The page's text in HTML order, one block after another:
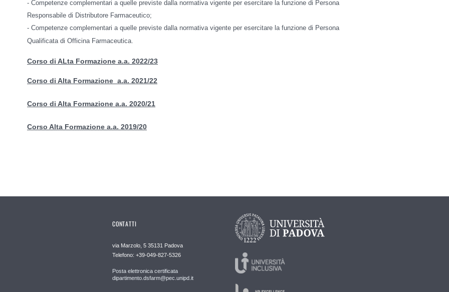
- Competenze complementari a quelle previste dalla normativa vigente per esercitare la funzione di Persona
Responsabile di Distributore Farmaceutico;
- Competenze complementari a quelle previste dalla normativa vigente per esercitare la funzione di Persona
Qualificata di Officina Farmaceutica.
Corso di ALta Formazione a.a. 2022/23
Corso di Alta Formazione a.a. 2021/22
Corso di Alta Formazione a.a. 2020/21
Corso Alta Formazione a.a. 2019/20
CONTATTI
via Marzolo, 5 35131 Padova
Telefono: +39-049-827-5326
Posta elettronica certificata
dipartimento.dsfarm@pec.unipd.it